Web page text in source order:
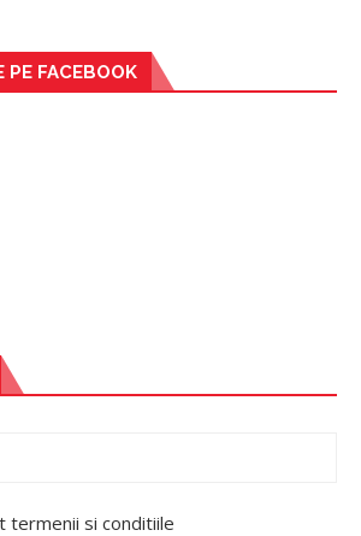
PE FACEBOOK
termenii si conditiile